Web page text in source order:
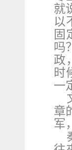
就
以
固
吗
政
时
一
章
军